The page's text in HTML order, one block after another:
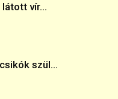
vír...
szül...